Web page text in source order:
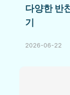
다양한 반
기
2026-06-22